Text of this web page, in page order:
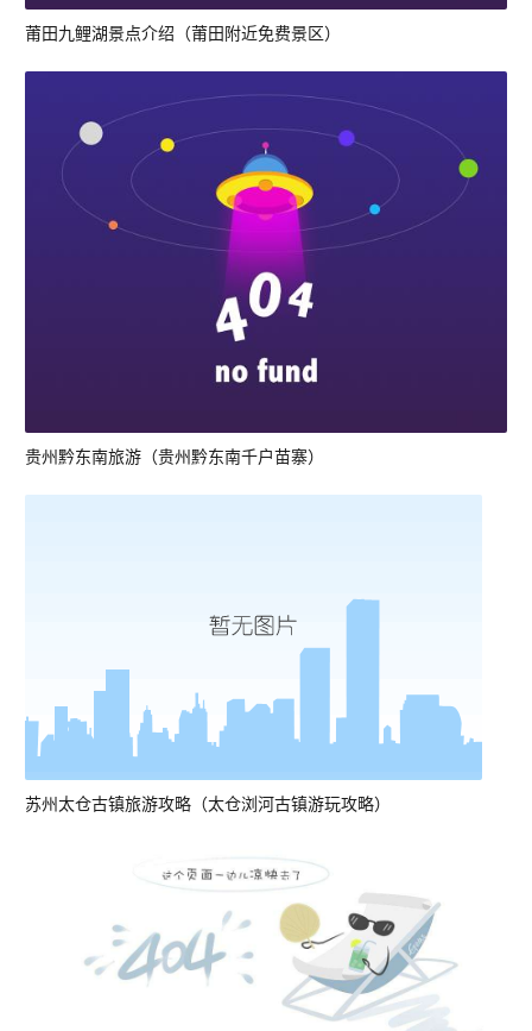
莆田九鲤湖景点介绍（莆田附近免费景区）
贵州黔东南旅游（贵州黔东南千户苗寨）
苏州太仓古镇旅游攻略（太仓浏河古镇游玩攻略）